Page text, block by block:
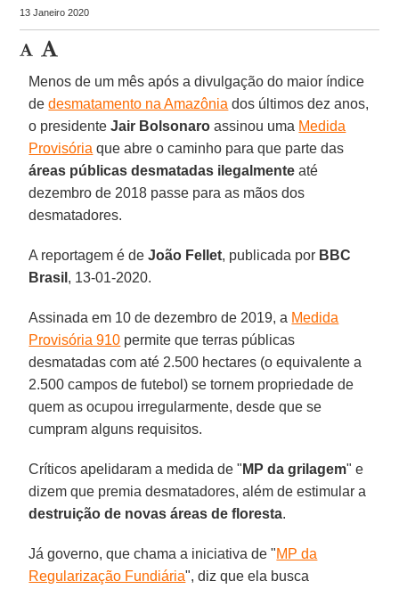
13 Janeiro 2020
Menos de um mês após a divulgação do maior índice
de desmatamento na Amazônia dos últimos dez anos,
o presidenteJair Bolsonaro assinou uma Medida
Provisória que abre o caminho para que parte das
áreas públicas desmatadas ilegalmente até
dezembro de 2018 passe para as mãos dos
desmatadores.
A reportagem é deJoão Fellet, publicada por BBC
Brasil , 13-01-2020.
Assinada em 10 de dezembro de 2019, a Medida
Provisória 910 permite que terras públicas
desmatadas com até 2.500 hectares (o equivalente a
2.500 campos de futebol) se tornem propriedade de
quem as ocupou irregularmente, desde que se
cumpram alguns requisitos.
Críticos apelidaram a medida de " MP da grilagem" e
dizem que premia desmatadores, além de estimular a
destruição de novas áreas de floresta.
Já governo, que chama a iniciativa de "MP da
Regularização Fundiária", diz que ela busca